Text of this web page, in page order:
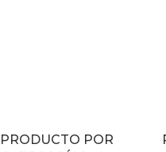
PRODUCTO POR